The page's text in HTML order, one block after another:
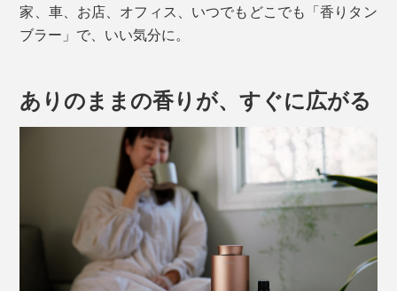
家、車、お店、オフィス、いつでもどこでも「香りタン
ブラー」で、いい気分に。
ありのままの香りが、すぐに広がる